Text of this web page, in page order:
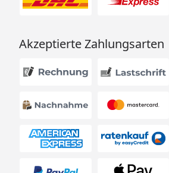
Akzeptierte Zahlungsarten